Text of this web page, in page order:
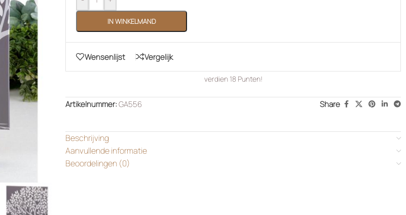
IN WINKELMAND
Wensenlijst Vergelijk
verdien 18 Punten!
Artikelnummer:GA556 Share
Beschrijving
Aanvullende informatie
Beoordelingen (0)